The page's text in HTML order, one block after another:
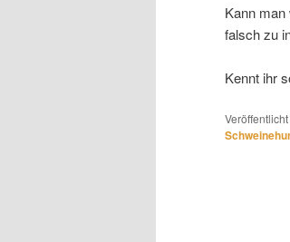
Kann
falsch zu
Kennt ihr